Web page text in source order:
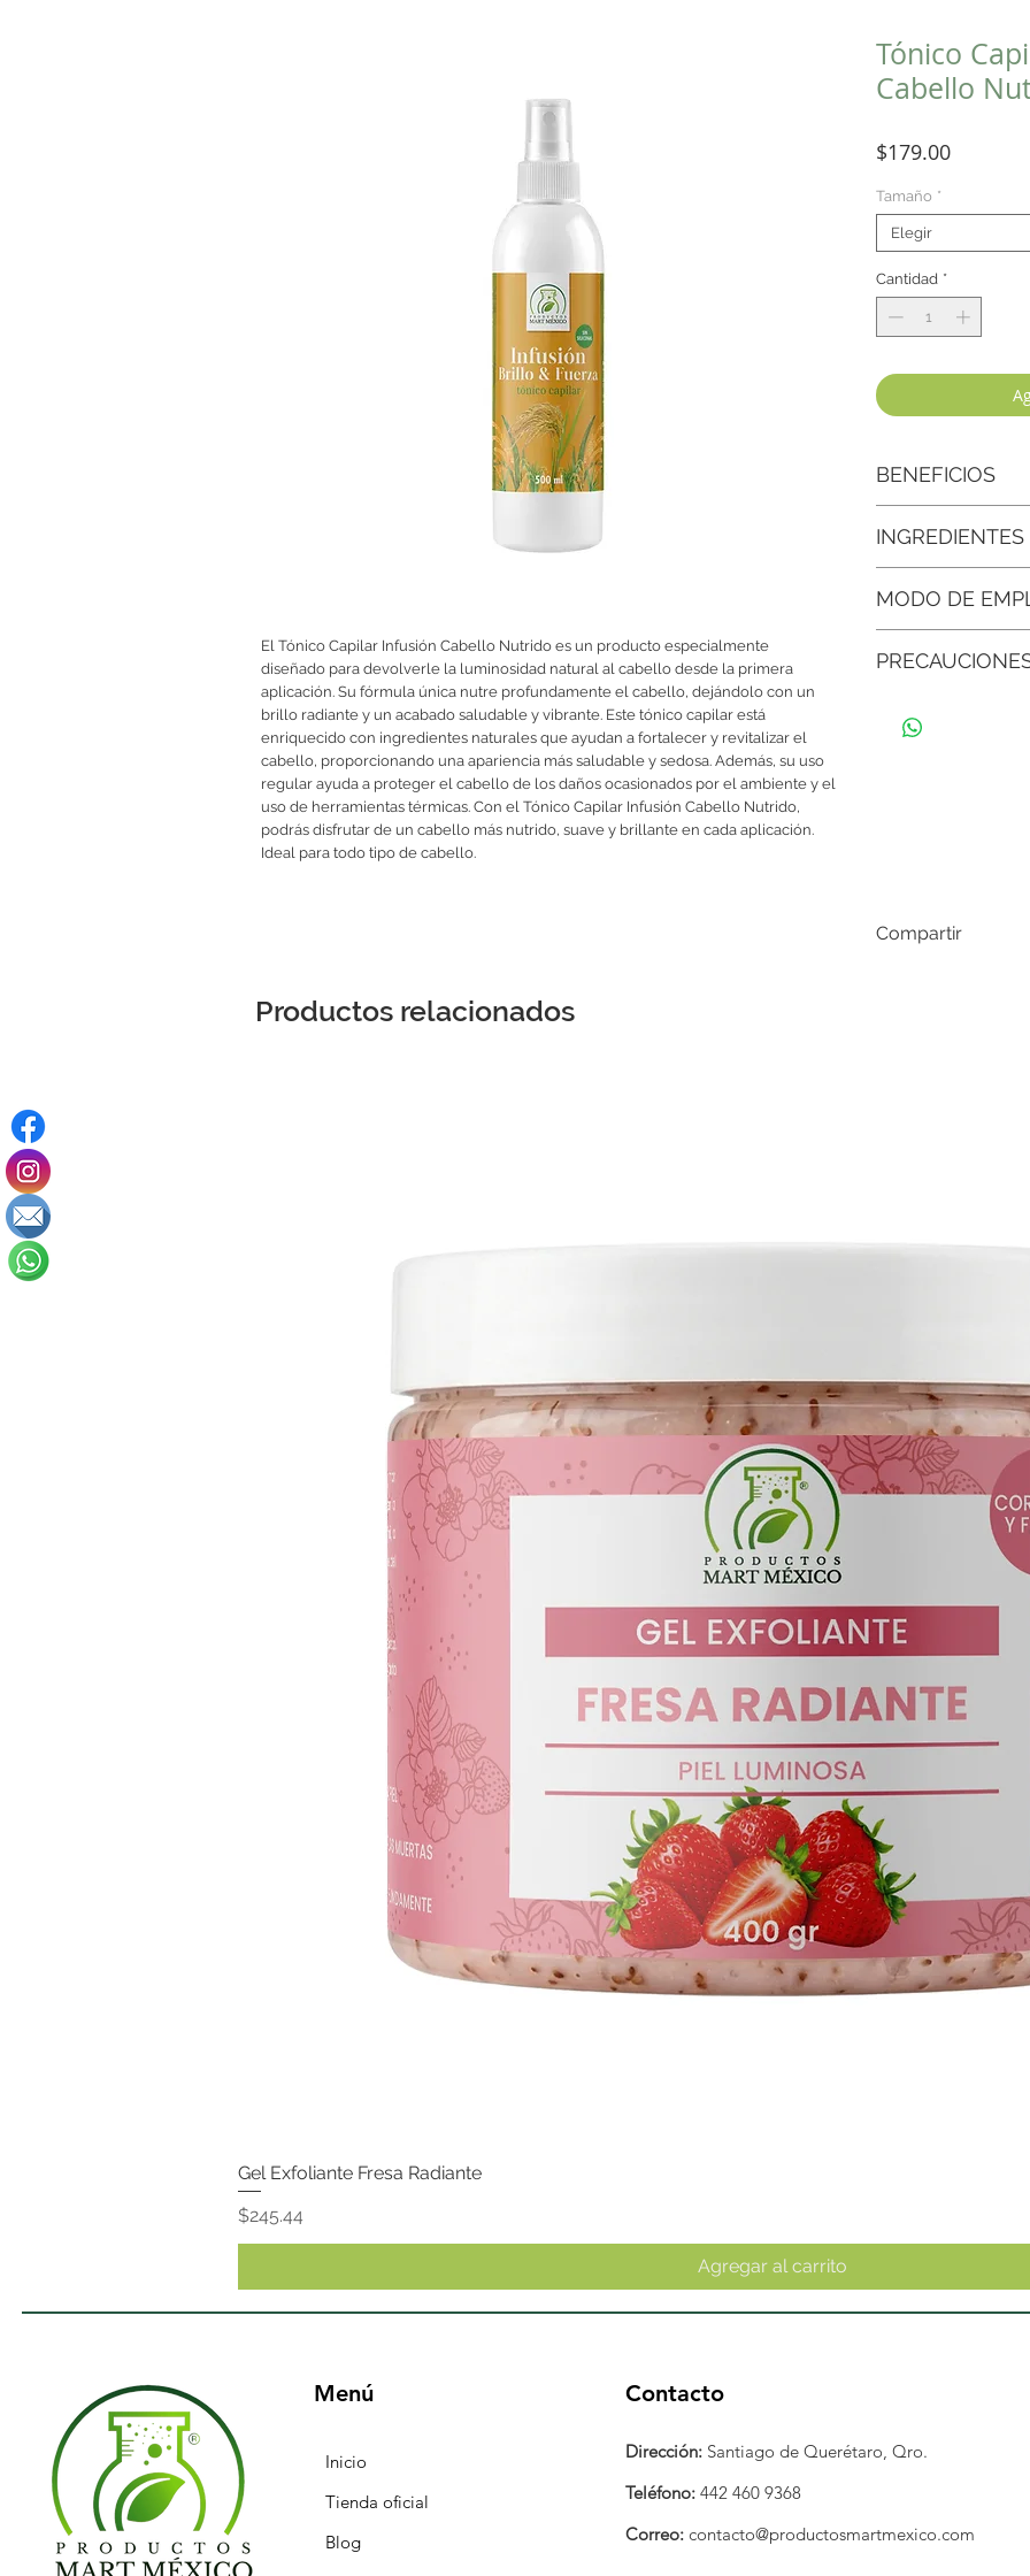
El Tónico Capilar Infusión Cabello Nutrido es un producto especialmente
diseñado para devolverle la luminosidad natural al cabello desde la primera
aplicación. Su fórmula única nutre profundamente el cabello, dejándolo con un
brillo radiante y un acabado saludable y vibrante. Este tónico capilar está
enriquecido con ingredientes naturales que ayudan a fortalecer y revitalizar el
cabello, proporcionando una apariencia más saludable y sedosa. Además, su uso
regular ayuda a proteger el cabello de los daños ocasionados por el ambiente y el
uso de herramientas térmicas. Con el Tónico Capilar Infusión Cabello Nutrido,
podrás disfrutar de un cabello más nutrido, suave y brillante en cada aplicación.
Ideal para todo tipo de cabello.
Tónico
Cabello
$179.00Precio
Tamaño *
Elegir
Cantidad *
BENEFICIOS
luminosidad natural
● Sensación ligera y
pesada, aportando
tiempo.
INGREDIENTES
Hidrolizado, Elastina
MODO DE
Peine como de
del envase bien
Compartir
Productos relacionados
Gel Exfoliante Fresa Radiante
Precio
$245.44
Agregar al carrito
Menú
Inicio
Tienda oficial
Blog
Contacto
Dirección: Santiago de Querétaro, Qro.
Teléfono: 442 460 9368
Correo: contacto@productosmartmexico.com